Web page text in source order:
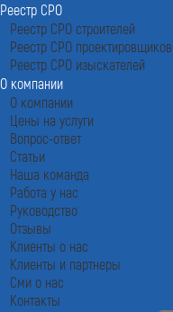
Реестр СРО
Реестр СРО строителей
Реестр СРО проектировщиков
Реестр СРО изыскателей
О компании
О компании
Цены на услуги
Вопрос-ответ
Статьи
Наша команда
Работа у нас
Руководство
Отзывы
Клиенты о нас
Клиенты и партнеры
Сми о нас
Контакты